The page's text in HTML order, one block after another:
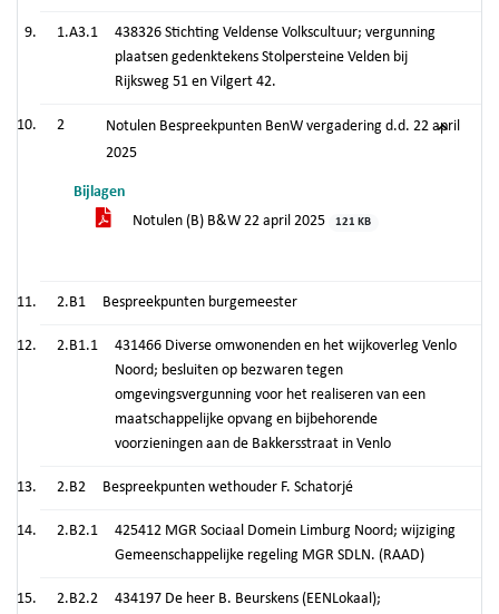
1.A3.1
438326 Stichting Veldense Volkscultuur; vergunning
plaatsen gedenktekens Stolpersteine Velden bij
Rijksweg 51 en Vilgert 42.
2
Notulen Bespreekpunten BenW vergadering d.d. 22 april
2025
Bijlagen
Notulen (B) B&W 22 april 2025
121 KB
2.B1 Bespreekpunten burgemeester
2.B1.1
431466 Diverse omwonenden en het wijkoverleg Venlo
Noord; besluiten op bezwaren tegen
omgevingsvergunning voor het realiseren van een
maatschappelijke opvang en bijbehorende
voorzieningen aan de Bakkersstraat in Venlo
2.B2 Bespreekpunten wethouder F. Schatorjé
2.B2.1
425412 MGR Sociaal Domein Limburg Noord; wijziging
Gemeenschappelijke regeling MGR SDLN. (RAAD)
2.B2.2
434197 De heer B. Beurskens (EENLokaal);